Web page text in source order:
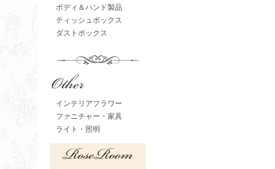
ボディ＆ハンド製品
ティッシュボックス
ダストボックス
インテリアフラワー
ファニチャー・家具
ライト・照明